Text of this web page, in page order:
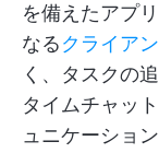
を備えたアプリ
なるクライア
く、タスクの
タイムチャッ
ュニケーショ